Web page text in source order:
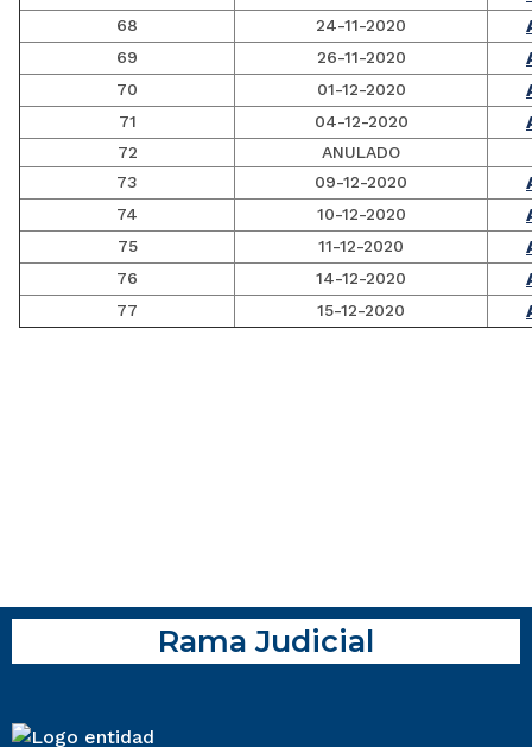
68 24-11-2020
69 26-11-2020
70 01-12-2020
71 04-12-2020
72
ANULADO
73
09-12-2020
74 10-12-2020
75 11-12-2020
76 14-12-2020
77 15-12-2020
Rama Judicial